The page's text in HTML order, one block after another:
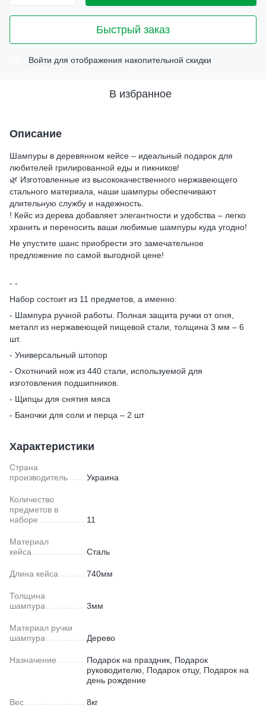
Быстрый заказ
Войти для отображения накопительной скидки
В избранное
Описание
Шампуры в деревянном кейсе – идеальный подарок для
любителей грилированной еды и пикников!
🌿 Изготовленные из высококачественного нержавеющего
стального материала, наши шампуры обеспечивают
длительную службу и надежность.
! Кейс из дерева добавляет элегантности и удобства – легко
хранить и переносить ваши любимые шампуры куда угодно!
Не упустите шанс приобрести это замечательное
предложение по самой выгодной цене!
- -
Набор состоит из 11 предметов, а именно:
- Шампура ручной работы. Полная защита ручки от огня,
металл из нержавеющей пищевой стали, толщина 3 мм – 6
шт.
- Универсальный штопор
- Охотничий нож из 440 стали, используемой для
изготовления подшипников.
- Щипцы для снятия мяса
- Баночки для соли и перца – 2 шт
Характеристики
Страна
производитель
Украина
Количество
предметов в
наборе
11
Материал
кейса
Сталь
Длина кейса 740мм
Толщина
шампура
3мм
Материал ручки
шампура
Дерево
Назначение
Подарок на праздник, Подарок
руководителю, Подарок отцу, Подарок на
день рождение
Вес 8кг